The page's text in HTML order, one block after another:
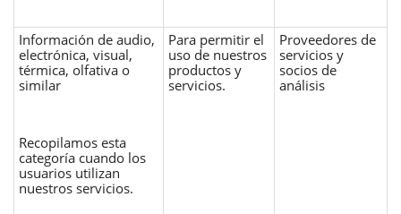
Información de audio,
electrónica, visual,
térmica, olfativa o
similar
Recopilamos esta
categoría cuando los
usuarios utilizan
nuestros servicios.
Para permitir el
uso de nuestros
productos y
servicios.
Proveedores de
servicios y
socios de
análisis